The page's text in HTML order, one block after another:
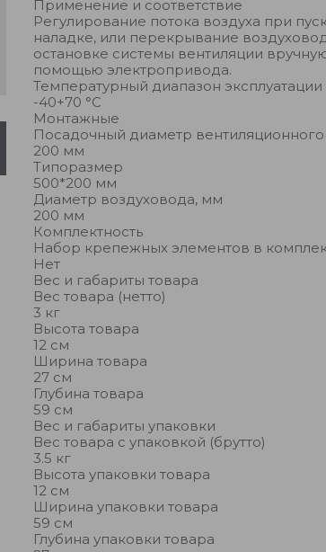
Применение и соответствие
Регулирование потока воздуха при
наладке, или перекрывание
остановке системы вентиляции
помощью электропривода.
Температурный диапазон эксплуатации
-40+70 °С
Монтажные
Посадочный диаметр вентиляционного
200 мм
Типоразмер
500*200 мм
Диаметр воздуховода, мм
200 мм
Комплектность
Набор крепежных элементов в
Нет
Вес и габариты товара
Вес товара (нетто)
3 кг
Высота товара
12 см
Ширина товара
27 см
Глубина товара
59 см
Вес и габариты упаковки
Вес товара с упаковкой (брутто)
3.5 кг
Высота упаковки товара
12 см
Ширина упаковки товара
59 см
Глубина упаковки товара